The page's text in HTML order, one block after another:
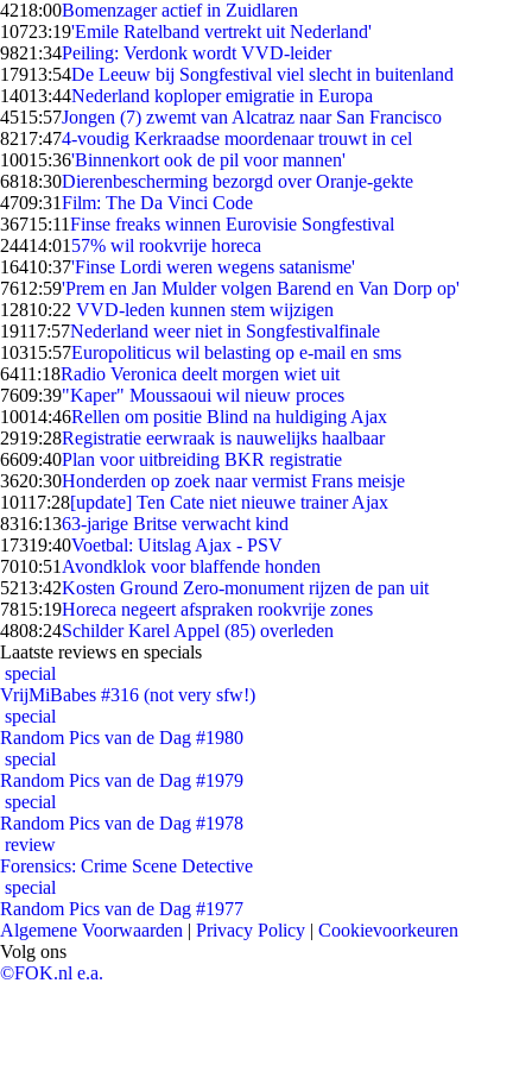
4218:00Bomenzager actief in Zuidlaren
10723:19'Emile Ratelband vertrekt uit Nederland'
9821:34Peiling: Verdonk wordt VVD-leider
17913:54De Leeuw bij Songfestival viel slecht in buitenland
14013:44Nederland koploper emigratie in Europa
4515:57Jongen (7) zwemt van Alcatraz naar San Francisco
8217:474-voudig Kerkraadse moordenaar trouwt in cel
10015:36'Binnenkort ook de pil voor mannen'
6818:30Dierenbescherming bezorgd over Oranje-gekte
4709:31Film: The Da Vinci Code
36715:11Finse freaks winnen Eurovisie Songfestival
24414:01 57% wil rookvrije horeca
16410:37'Finse Lordi weren wegens satanisme'
7612:59'Prem en Jan Mulder volgen Barend en Van Dorp op'
12810:22 VVD-leden kunnen stem wijzigen
19117:57Nederland weer niet in Songfestivalfinale
10315:57Europoliticus wil belasting op e-mail en sms
6411:18Radio Veronica deelt morgen wiet uit
7609:39"Kaper" Moussaoui wil nieuw proces
10014:46Rellen om positie Blind na huldiging Ajax
2919:28Registratie eerwraak is nauwelijks haalbaar
6609:40Plan voor uitbreiding BKR registratie
3620:30Honderden op zoek naar vermist Frans meisje
10117:28[update] Ten Cate niet nieuwe trainer Ajax
8316:1363-jarige Britse verwacht kind
17319:40Voetbal: Uitslag Ajax - PSV
7010:51 Avondklok voor blaffende honden
5213:42Kosten Ground Zero-monument rijzen de pan uit
7815:19Horeca negeert afspraken rookvrije zones
4808:24Schilder Karel Appel (85) overleden
Laatste reviews en specials
special
VrijMiBabes #316 (not very sfw!)
special
Random Pics van de Dag #1980
special
Random Pics van de Dag #1979
special
Random Pics van de Dag #1978
review
Forensics: Crime Scene Detective
special
Random Pics van de Dag #1977
Algemene Voorwaarden | Privacy Policy | Cookievoorkeuren
Volg ons
©FOK.nl e.a.